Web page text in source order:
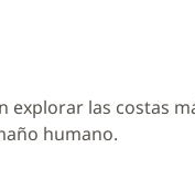
explorar las costas
humano.